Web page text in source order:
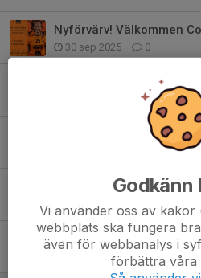
Nyförvärv! Välkommen
30 sep 2025 0
Nyförvärv! Kimberly
0
Nyförvärv! Savannha
29 sep 2025
Nyförvärv! - Ebba
11 sep 2025 0
Godkänn
Vi använder oss av
webbplats ska fungera
även för webbanalys i
förbättra våra